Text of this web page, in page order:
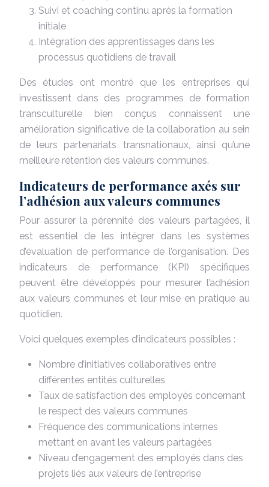
Suivi et coaching continu après la formation
initiale
Intégration des apprentissages dans les
processus quotidiens de travail
Des études ont montré que les entreprises qui
investissent dans des programmes de formation
transculturelle bien conçus connaissent une
amélioration significative de la collaboration au sein
de leurs partenariats transnationaux, ainsi qu’une
meilleure rétention des valeurs communes.
Indicateurs de performance axés sur
l’adhésion aux valeurs communes
Pour assurer la pérennité des valeurs partagées, il
est essentiel de les intégrer dans les systèmes
d’évaluation de performance de l’organisation. Des
indicateurs de performance (KPI) spécifiques
peuvent être développés pour mesurer l’adhésion
aux valeurs communes et leur mise en pratique au
quotidien.
Voici quelques exemples d’indicateurs possibles :
Nombre d’initiatives collaboratives entre
différentes entités culturelles
Taux de satisfaction des employés concernant
le respect des valeurs communes
Fréquence des communications internes
mettant en avant les valeurs partagées
Niveau d’engagement des employés dans des
projets liés aux valeurs de l’entreprise